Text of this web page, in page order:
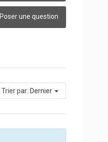
Poser une question
Trier par: Dernier